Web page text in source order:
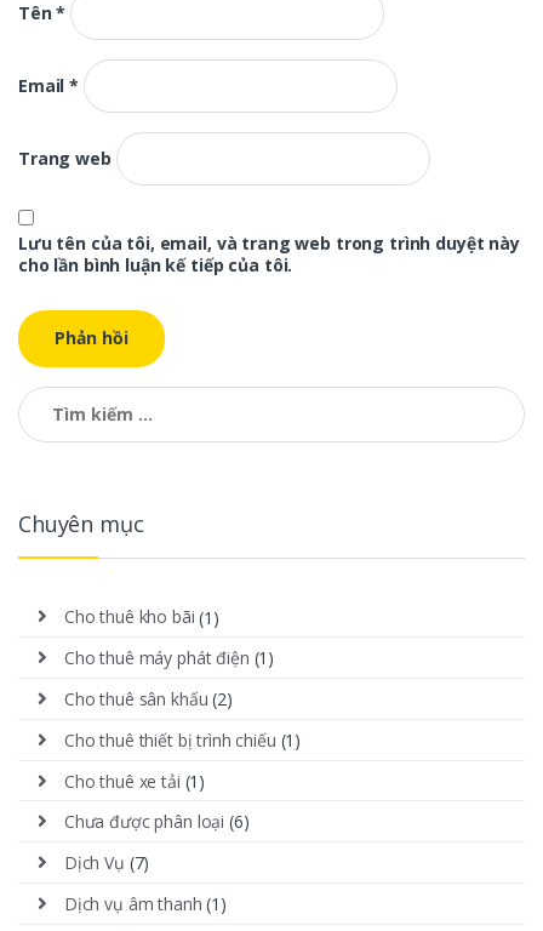
Tên*
Email*
Trang web
Lưu tên của tôi, email, và trang web trong trình duyệt này
cho lần bình luận kế tiếp của tôi.
Tìm kiếm cho:
Chuyên mục
Cho thuê kho bãi (1)
Cho thuê máy phát điện (1)
Cho thuê sân khấu (2)
Cho thuê thiết bị trình chiếu (1)
Cho thuê xe tải (1)
Chưa được phân loại (6)
Dịch Vụ (7)
Dịch vụ âm thanh (1)